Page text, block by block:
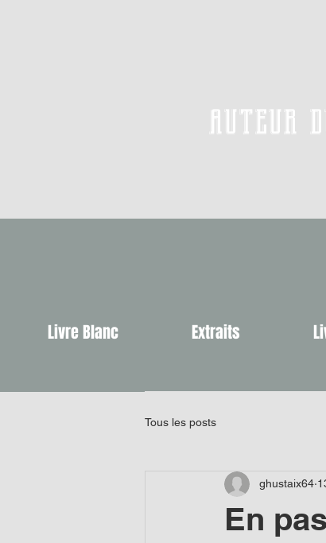
auteur
Livre Blanc Extraits
Tous les posts
En
ghustaix64